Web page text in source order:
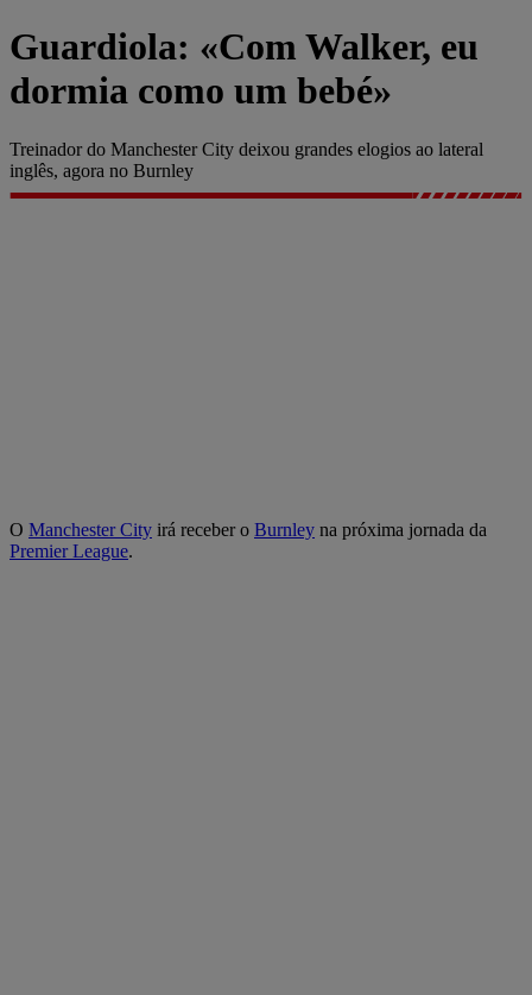
Guardiola: «Com Walker, eu
dormia como um bebé»
Treinador do Manchester City deixou grandes elogios ao lateral
inglês, agora no Burnley
O Manchester City irá receber o Burnley na próxima jornada da
Premier League.